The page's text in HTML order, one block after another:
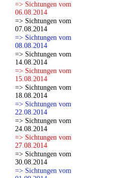
=> Sichtungen vom
06.08.2014
=> Sichtungen vom
07.08.2014
=> Sichtungen vom
08.08.2014
=> Sichtungen vom
14.08.2014
=> Sichtungen vom
15.08.2014
=> Sichtungen vom
18.08.2014
=> Sichtungen vom
22.08.2014
=> Sichtungen vom
24.08.2014
=> Sichtungen vom
27.08.2014
=> Sichtungen vom
30.08.2014
=> Sichtungen vom